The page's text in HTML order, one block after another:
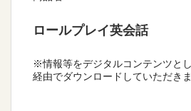
ロールプレイ英会話
※情報等をデジタルコンテンツと
経由でダウンロードしていただきま